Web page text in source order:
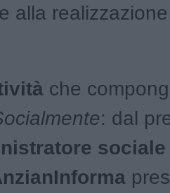
alla
che
: dal
sociale